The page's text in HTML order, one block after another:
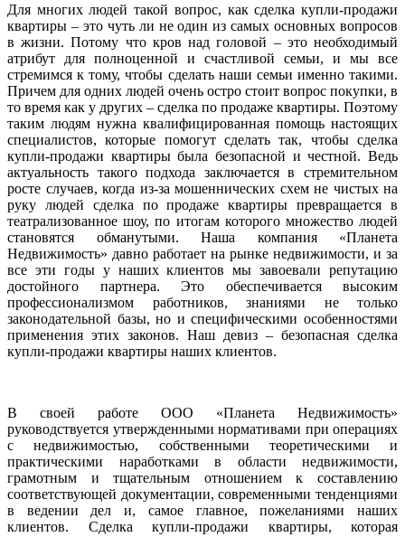
Для многих людей такой вопрос, как сделка купли-продажи
квартиры – это чуть ли не один из самых основных вопросов
в жизни. Потому что кров над головой – это необходимый
атрибут для полноценной и счастливой семьи, и мы все
стремимся к тому, чтобы сделать наши семьи именно такими.
Причем для одних людей очень остро стоит вопрос покупки, в
то время как у других – сделка по продаже квартиры. Поэтому
таким людям нужна квалифицированная помощь настоящих
специалистов, которые помогут сделать так, чтобы сделка
купли-продажи квартиры была безопасной и честной. Ведь
актуальность такого подхода заключается в стремительном
росте случаев, когда из-за мошеннических схем не чистых на
руку людей сделка по продаже квартиры превращается в
театрализованное шоу, по итогам которого множество людей
становятся обманутыми. Наша компания «Планета
Недвижимость» давно работает на рынке недвижимости, и за
все эти годы у наших клиентов мы завоевали репутацию
достойного партнера. Это обеспечивается высоким
профессионализмом работников, знаниями не только
законодательной базы, но и специфическими особенностями
применения этих законов. Наш девиз – безопасная сделка
купли-продажи квартиры наших клиентов.
В своей работе ООО «Планета Недвижимость»
руководствуется утвержденными нормативами при операциях
с недвижимостью, собственными теоретическими и
практическими наработками в области недвижимости,
грамотным и тщательным отношением к составлению
соответствующей документации, современными тенденциями
в ведении дел и, самое главное, пожеланиями наших
клиентов. Сделка купли-продажи квартиры, которая